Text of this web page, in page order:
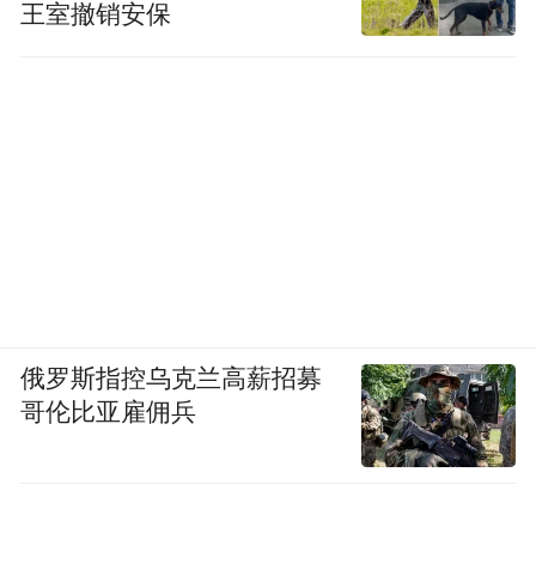
王室撤销安保
俄罗斯指控乌克兰高薪招募
哥伦比亚雇佣兵